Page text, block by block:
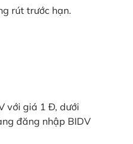
rút trước hạn.
với giá 1 Đ, dưới
đăng nhập BIDV